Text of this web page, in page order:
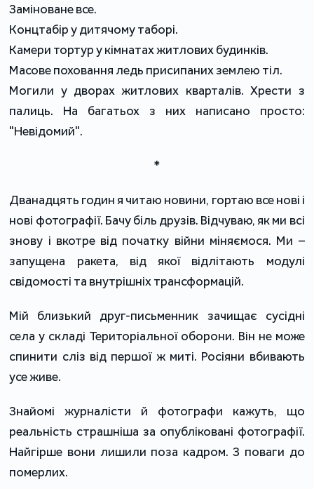
Заміноване все.
Концтабір у дитячому таборі.
Камери тортур у кімнатах житлових будинків.
Масове поховання ледь присипаних землею тіл.
Могили у дворах житлових кварталів. Хрести з
палиць. На багатьох з них написано просто:
"Невідомий".
*
Дванадцять годин я читаю новини, гортаю все нові і
нові фотографії. Бачу біль друзів. Відчуваю, як ми всі
знову і вкотре від початку війни міняємося. Ми –
запущена ракета, від якої відлітають модулі
свідомості та внутрішніх трансформацій.
Мій близький друг-письменник зачищає сусідні
села у складі Територіальної оборони. Він не може
спинити сліз від першої ж миті. Росіяни вбивають
усе живе.
Знайомі журналісти й фотографи кажуть, що
реальність страшніша за опубліковані фотографії.
Найгірше вони лишили поза кадром. З поваги до
померлих.